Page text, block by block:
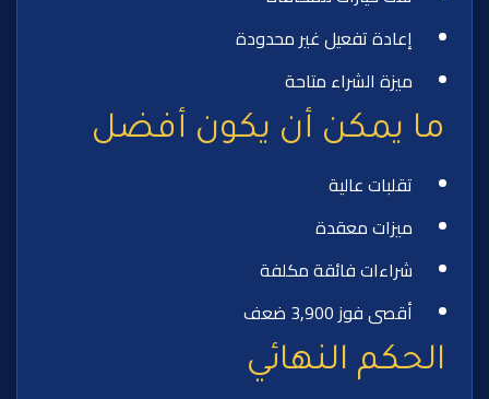
إعادة تفعيل غير محدودة
ميزة الشراء متاحة
ما يمكن أن يكون أفضل
تقلبات عالية
ميزات معقدة
شراءات فائقة مكلفة
أقصى فوز 3,900 ضعف
الحكم النهائي